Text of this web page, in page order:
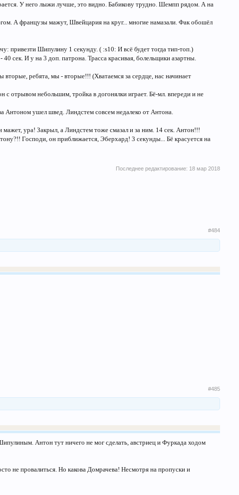
У него лыжи лучше, это видно. Бабикову трудно. Шемпп рядом. А на
А французы мажут, Швейцария на круг... многие намазали. Фак обошёл
привезти Шипулину 1 секунду. ( :s10: И всё будет тогда тип-топ.)
И у на 3 доп. патрона. Трасса красивая, болельщики азартны.
ребята, мы - вторые!!! (Хватаемся за сердце, нас начинает
отрывом небольшим, тройка в догонялки играет. Бё-мл. впереди и не
Антоном ушел швед. Линдстем совсем недалеко от Антона.
ура! Закрыл, а Линдстем тоже смазал и за ним. 14 сек. Антон!!!
Господи, он приближается, Эберхард! 3 секунды... Бё красуется на
Последнее редактирование: 18 мар 2018
#484
#485
Антон тут ничего не мог сделать, австриец и Фуркада ходом
не провалиться. Но какова Домрачева! Несмотря на пропуски и